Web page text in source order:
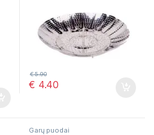
€ 4.40
€5.90
Garų puodai